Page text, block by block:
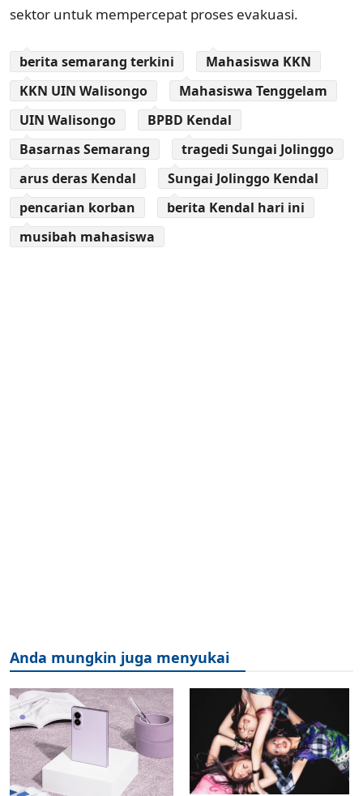
sektor untuk mempercepat proses evakuasi.
berita semarang terkini
Mahasiswa KKN
KKN UIN Walisongo
Mahasiswa Tenggelam
UIN Walisongo
BPBD Kendal
Basarnas Semarang
tragedi Sungai Jolinggo
arus deras Kendal
Sungai Jolinggo Kendal
pencarian korban
berita Kendal hari ini
musibah mahasiswa
Anda mungkin juga menyukai